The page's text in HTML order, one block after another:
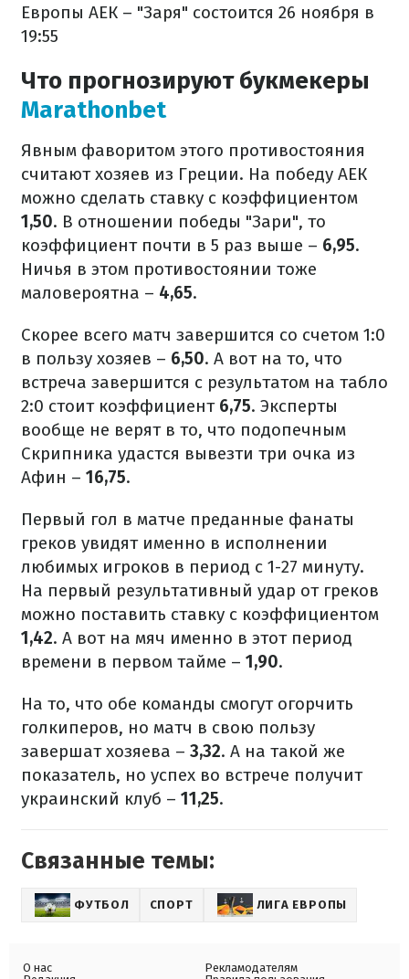
Европы АЕК – "Заря" состоится 26 ноября в
19:55
Что прогнозируют букмекеры
Marathonbet
Явным фаворитом этого противостояния
считают хозяев из Греции. На победу АЕК
можно сделать ставку с коэффициентом
1,50. В отношении победы "Зари", то
коэффициент почти в 5 раз выше – 6,95.
Ничья в этом противостоянии тоже
маловероятна – 4,65.
Скорее всего матч завершится со счетом 1:0
в пользу хозяев – 6,50. А вот на то, что
встреча завершится с результатом на табло
2:0 стоит коэффициент6,75. Эксперты
вообще не верят в то, что подопечным
Скрипника удастся вывезти три очка из
Афин – 16,75.
Первый гол в матче преданные фанаты
греков увидят именно в исполнении
любимых игроков в период с 1-27 минуту.
На первый результативный удар от греков
можно поставить ставку с коэффициентом
1,42. А вот на мяч именно в этот период
времени в первом тайме – 1,90.
На то, что обе команды смогут огорчить
голкиперов, но матч в свою пользу
завершат хозяева – 3,32. А на ​​такой же
показатель, но успех во встрече получит
украинский клуб – 11,25.
Связанные темы:
ФУТБОЛ СПОРТ ЛИГА ЕВРОПЫ
О нас
Рекламодателям